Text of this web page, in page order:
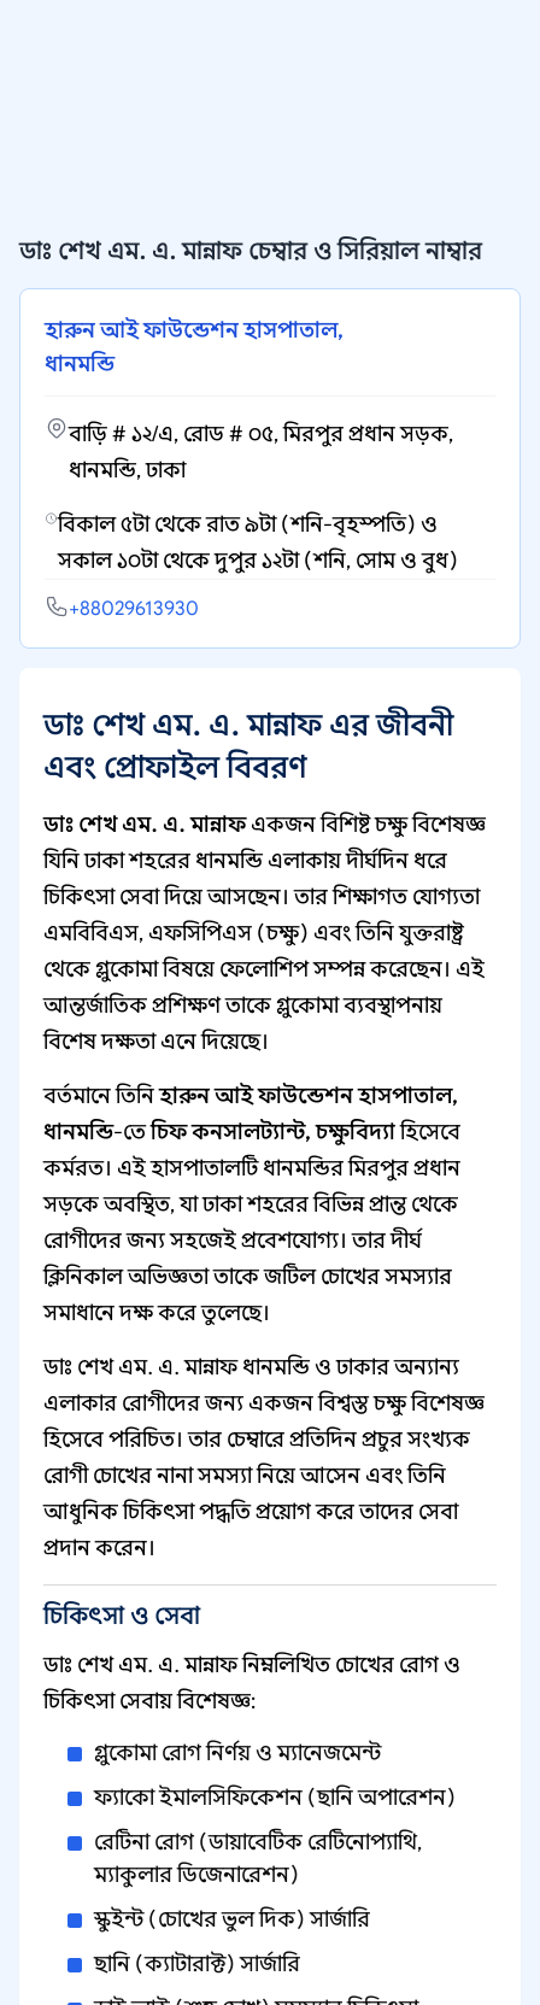
ডাঃ শেখ এম. এ. মান্নাফ চেম্বার ও সিরিয়াল নাম্বার
হারুন আই ফাউন্ডেশন হাসপাতাল,
ধানমন্ডি
বাড়ি # ১২/এ, রোড # ০৫, মিরপুর প্রধান সড়ক,
ধানমন্ডি, ঢাকা
বিকাল ৫টা থেকে রাত ৯টা (শনি-বৃহস্পতি) ও
সকাল ১০টা থেকে দুপুর ১২টা (শনি, সোম ও বুধ)
+88029613930
ডাঃ শেখ এম. এ. মান্নাফ এর জীবনী
এবং প্রোফাইল বিবরণ
ডাঃ শেখ এম. এ. মান্নাফএকজন বিশিষ্ট চক্ষু বিশেষজ্ঞ
যিনি ঢাকা শহরের ধানমন্ডি এলাকায় দীর্ঘদিন ধরে
চিকিৎসা সেবা দিয়ে আসছেন। তার শিক্ষাগত যোগ্যতা
এমবিবিএস, এফসিপিএস (চক্ষু) এবং তিনি যুক্তরাষ্ট্র
থেকে গ্লুকোমা বিষয়ে ফেলোশিপ সম্পন্ন করেছেন। এই
আন্তর্জাতিক প্রশিক্ষণ তাকে গ্লুকোমা ব্যবস্থাপনায়
বিশেষ দক্ষতা এনে দিয়েছে।
বর্তমানে তিনিহারুন আই ফাউন্ডেশন হাসপাতাল,
ধানমন্ডি-তেচিফ কনসালট্যান্ট, চক্ষুবিদ্যাহিসেবে
কর্মরত। এই হাসপাতালটি ধানমন্ডির মিরপুর প্রধান
সড়কে অবস্থিত, যা ঢাকা শহরের বিভিন্ন প্রান্ত থেকে
রোগীদের জন্য সহজেই প্রবেশযোগ্য। তার দীর্ঘ
ক্লিনিকাল অভিজ্ঞতা তাকে জটিল চোখের সমস্যার
সমাধানে দক্ষ করে তুলেছে।
ডাঃ শেখ এম. এ. মান্নাফ ধানমন্ডি ও ঢাকার অন্যান্য
এলাকার রোগীদের জন্য একজন বিশ্বস্ত চক্ষু বিশেষজ্ঞ
হিসেবে পরিচিত। তার চেম্বারে প্রতিদিন প্রচুর সংখ্যক
রোগী চোখের নানা সমস্যা নিয়ে আসেন এবং তিনি
আধুনিক চিকিৎসা পদ্ধতি প্রয়োগ করে তাদের সেবা
প্রদান করেন।
চিকিৎসা ও সেবা
ডাঃ শেখ এম. এ. মান্নাফ নিম্নলিখিত চোখের রোগ ও
চিকিৎসা সেবায় বিশেষজ্ঞ:
গ্লুকোমা রোগ নির্ণয় ও ম্যানেজমেন্ট
ফ্যাকো ইমালসিফিকেশন (ছানি অপারেশন)
রেটিনা রোগ (ডায়াবেটিক রেটিনোপ্যাথি,
ম্যাকুলার ডিজেনারেশন)
স্কুইন্ট (চোখের ভুল দিক) সার্জারি
ছানি (ক্যাটারাক্ট) সার্জারি